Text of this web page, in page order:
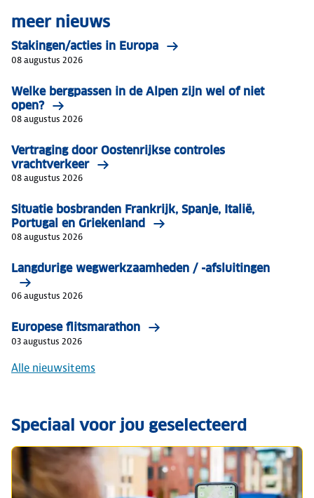
meer nieuws
Stakingen/acties in Europa
08 augustus 2026
Welke bergpassen in de Alpen zijn wel of niet
open?
08 augustus 2026
Vertraging door Oostenrijkse controles
vrachtverkeer
08 augustus 2026
Situatie bosbranden Frankrijk, Spanje, Italië,
Portugal en Griekenland
08 augustus 2026
Langdurige wegwerkzaamheden / -afsluitingen
06 augustus 2026
Europese flitsmarathon
03 augustus 2026
Alle nieuwsitems
Speciaal voor jou geselecteerd